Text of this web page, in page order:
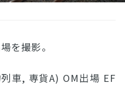
を撮影。
車, 専貨A) OM出場 EF